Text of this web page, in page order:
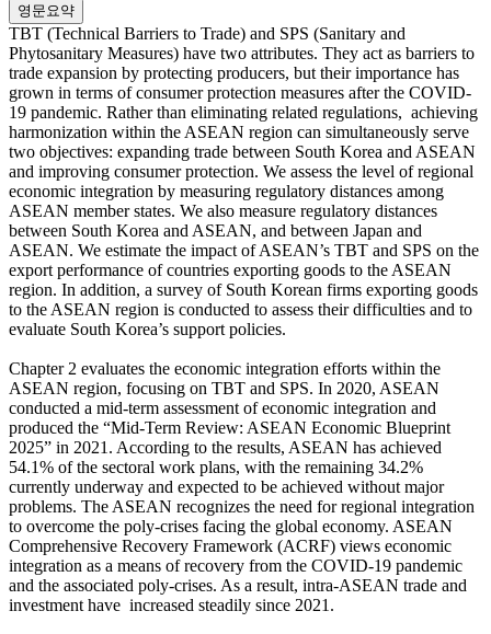
영문요약
TBT (Technical Barriers to Trade) and SPS (Sanitary and
Phytosanitary Measures) have two attributes. They act as barriers to
trade expansion by protecting producers, but their importance has
grown in terms of consumer protection measures after the COVID-
19 pandemic. Rather than eliminating related regulations, achieving
harmonization within the ASEAN region can simultaneously serve
two objectives: expanding trade between South Korea and ASEAN
and improving consumer protection. We assess the level of regional
economic integration by measuring regulatory distances among
ASEAN member states. We also measure regulatory distances
between South Korea and ASEAN, and between Japan and
ASEAN. We estimate the impact of ASEAN’s TBT and SPS on the
export performance of countries exporting goods to the ASEAN
region. In addition, a survey of South Korean firms exporting goods
to the ASEAN region is conducted to assess their difficulties and to
evaluate South Korea’s support policies.
Chapter 2 evaluates the economic integration efforts within the
ASEAN region, focusing on TBT and SPS. In 2020, ASEAN
conducted a mid-term assessment of economic integration and
produced the “Mid-Term Review: ASEAN Economic Blueprint
2025” in 2021. According to the results, ASEAN has achieved
54.1% of the sectoral work plans, with the remaining 34.2%
currently underway and expected to be achieved without major
problems. The ASEAN recognizes the need for regional integration
to overcome the poly-crises facing the global economy. ASEAN
Comprehensive Recovery Framework (ACRF) views economic
integration as a means of recovery from the COVID-19 pandemic
and the associated poly-crises. As a result, intra-ASEAN trade and
investment have increased steadily since 2021.